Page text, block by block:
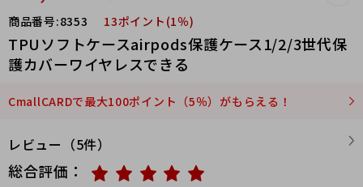
商品番号:8353 13ポイント(1％)
TPUソフトケースairpods保護ケース1/2/3世代保
護カバーワイヤレスできる
CmallCARDで最大100ポイント（5％）がもらえる！
レビュー（5件）
総合評価：